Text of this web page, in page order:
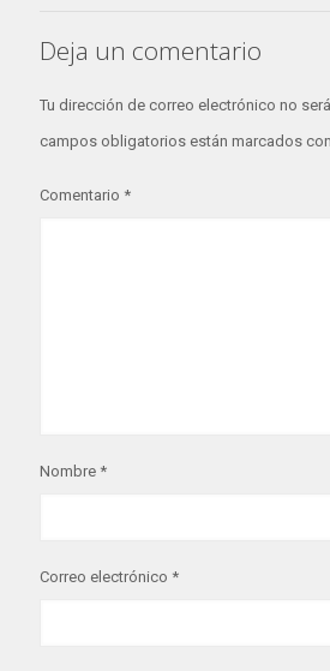
Deja un comentario
Tu dirección de correo electrónico no
campos obligatorios están marcados con
Comentario *
Nombre *
Correo electrónico *